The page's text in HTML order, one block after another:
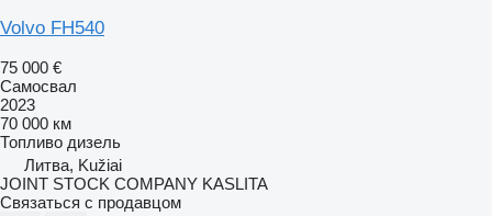
Volvo FH540
75 000 €
Самосвал
2023
70 000 км
Топливо дизель
Литва, Kužiai
JOINT STOCK COMPANY KASLITA
Связаться с продавцом